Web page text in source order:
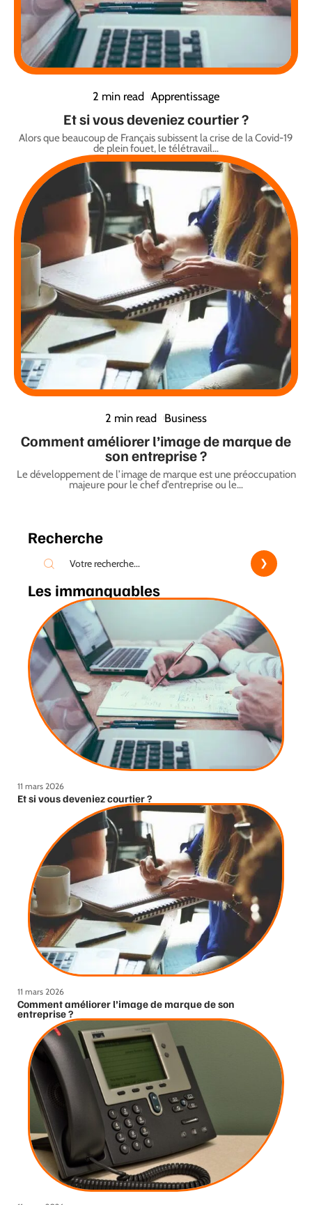
2 min read Apprentissage
Et si vous deveniez courtier ?
Alors que beaucoup de Français subissent la crise de la Covid-19
de plein fouet, le télétravail…
2 min read Business
Comment améliorer l’image de marque de
son entreprise ?
Le développement de l’image de marque est une préoccupation
majeure pour le chef d’entreprise ou le…
Recherche
Les immanquables
11 mars 2026
Et si vous deveniez courtier ?
11 mars 2026
Comment améliorer l’image de marque de son
entreprise ?